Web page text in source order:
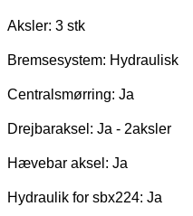
Aksler: 3 stk
Bremsesystem: Hydraulisk
Centralsmørring: Ja
Drejbaraksel: Ja - 2aksler
Hævebar aksel: Ja
Hydraulik for sbx224: Ja